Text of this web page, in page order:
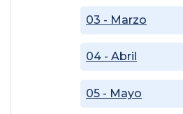
03 - Marzo
04 - Abril
05 - Mayo